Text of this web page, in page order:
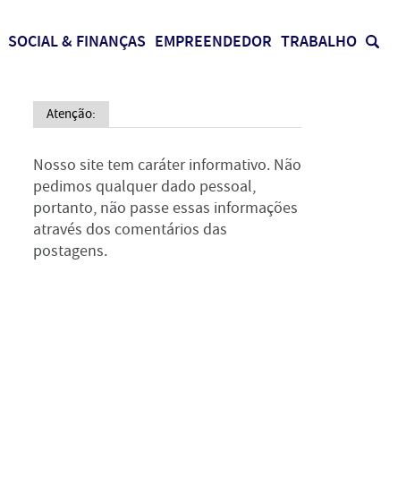
SOCIAL & FINANÇAS EMPREENDEDOR TRABALHO
Atenção:
Nosso site tem caráter informativo. Não
pedimos qualquer dado pessoal,
portanto, não passe essas informações
através dos comentários das
postagens.